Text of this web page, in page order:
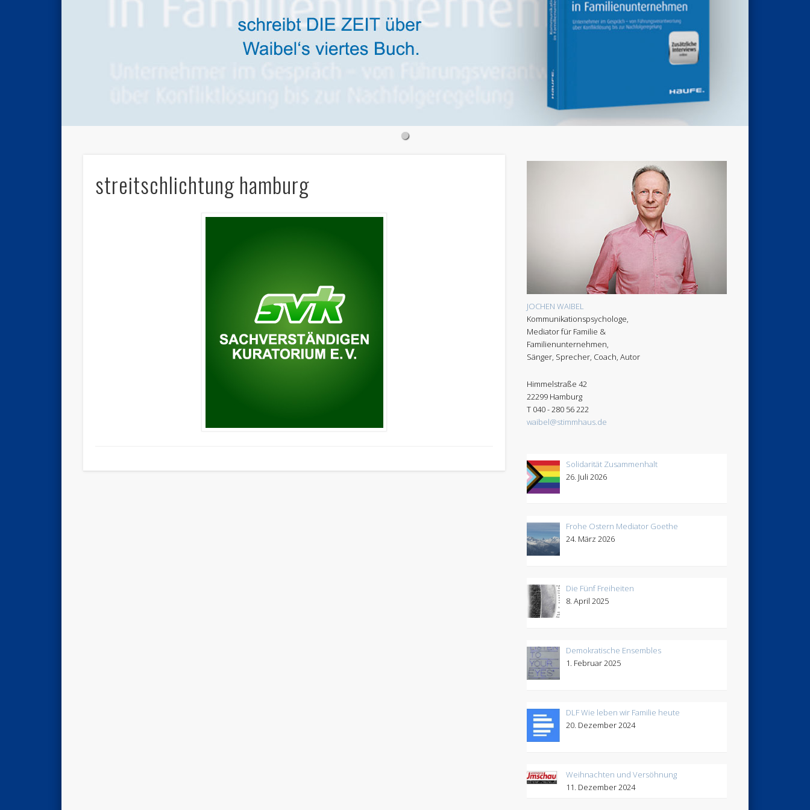
streitschlichtung hamburg
JOCHEN WAIBEL
Kommunikationspsychologe,
Mediator für Familie &
Familienunternehmen,
Sänger, Sprecher, Coach, Autor
Himmelstraße 42
22299 Hamburg
T 040 - 280 56 222
waibel@stimmhaus.de
Solidarität Zusammenhalt
26. Juli 2026
Frohe Ostern Mediator Goethe
24. März 2026
Die Fünf Freiheiten
8. April 2025
Demokratische Ensembles
1. Februar 2025
DLF Wie leben wir Familie heute
20. Dezember 2024
Weihnachten und Versöhnung
11. Dezember 2024